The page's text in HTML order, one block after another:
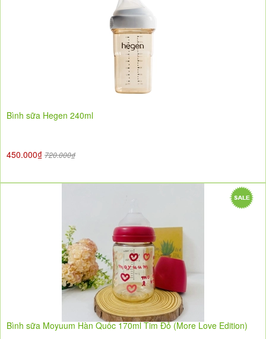
Bình sữa Hegen 240ml
450.000₫ 720.000₫
Bình sữa Moyuum Hàn Quốc 170ml Tim Đỏ (More Love Edition)